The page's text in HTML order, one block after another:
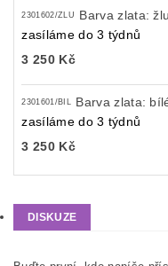
2301602/ZLU
Barva zlata:
zasíláme do 3 týdnů
3 250 Kč
2301601/BIL
Barva zlata:
zasíláme do 3 týdnů
3 250 Kč
DISKUZE